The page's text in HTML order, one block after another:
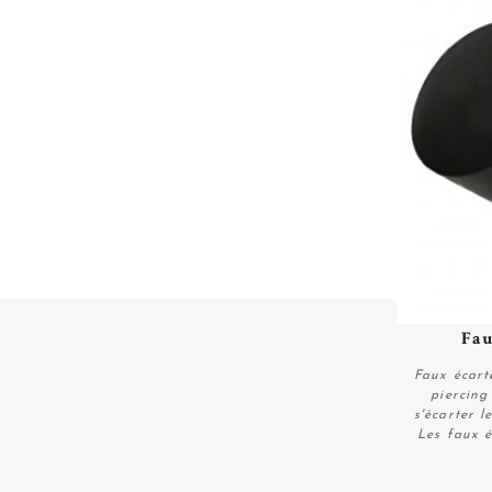
Faux
piercing
s'écarter
Les faux